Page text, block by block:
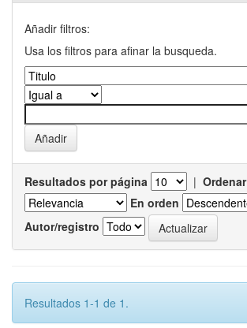
Añadir filtros:
Usa los filtros para afinar la busqueda.
Resultados por página |
En orden
Autor/registro
Resultados 1-1 de 1.